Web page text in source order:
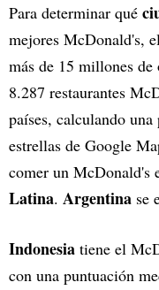
Para determinar qué
mejores McDonald's,
más de 15 millones
8.287 restaurantes
países, calculando
estrellas de Google
comer un McDonald's
Latina. Argentina se
Indonesia tiene el
con una puntuación